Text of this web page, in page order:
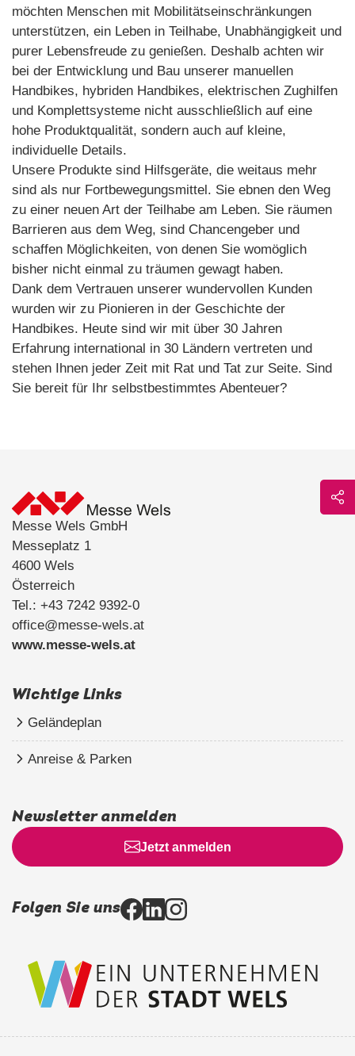
möchten Menschen mit Mobilitätseinschränkungen
unterstützen, ein Leben in Teilhabe, Unabhängigkeit und
purer Lebensfreude zu genießen. Deshalb achten wir
bei der Entwicklung und Bau unserer manuellen
Handbikes, hybriden Handbikes, elektrischen Zughilfen
und Komplettsysteme nicht ausschließlich auf eine
hohe Produktqualität, sondern auch auf kleine,
individuelle Details.
Unsere Produkte sind Hilfsgeräte, die weitaus mehr
sind als nur Fortbewegungsmittel. Sie ebnen den Weg
zu einer neuen Art der Teilhabe am Leben. Sie räumen
Barrieren aus dem Weg, sind Chancengeber und
schaffen Möglichkeiten, von denen Sie womöglich
bisher nicht einmal zu träumen gewagt haben.
Dank dem Vertrauen unserer wundervollen Kunden
wurden wir zu Pionieren in der Geschichte der
Handbikes. Heute sind wir mit über 30 Jahren
Erfahrung international in 30 Ländern vertreten und
stehen Ihnen jeder Zeit mit Rat und Tat zur Seite. Sind
Sie bereit für Ihr selbstbestimmtes Abenteuer?
Messe Wels GmbH
Messeplatz 1
4600 Wels
Österreich
Tel.: +43 7242 9392-0
office@messe-wels.at
www.messe-wels.at
Wichtige Links
Geländeplan
Anreise & Parken
Newsletter anmelden
Jetzt anmelden
Folgen Sie uns